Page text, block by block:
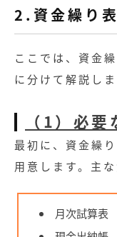
2.資金繰り
ここでは、資金
に分けて解説しま
（1）必
最初に、資金繰
用意します。主
月次試算表